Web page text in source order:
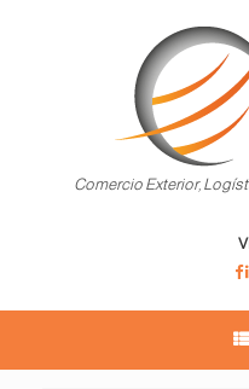
Comercio Exterior,